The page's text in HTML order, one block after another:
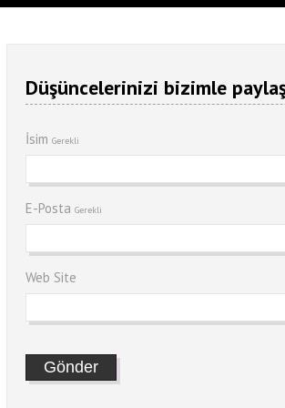
Düşüncelerinizi bizimle
İsim Gerekli
E-Posta Gerekli
Web Site